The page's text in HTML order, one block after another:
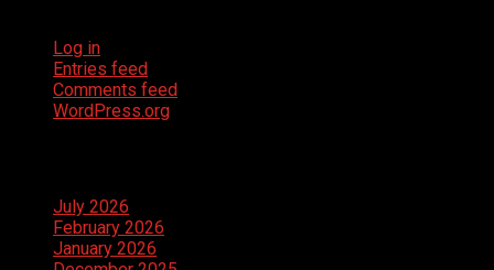
Log in
Entries feed
Comments feed
WordPress.org
July 2026
February 2026
January 2026